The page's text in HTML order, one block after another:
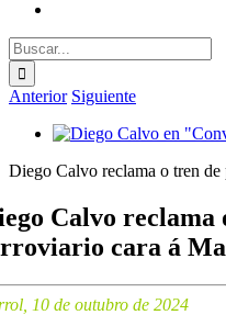
Buscar:
Anterior Siguiente
Ver
más
Diego Calvo reclama o tren
Calvo
cara á
10 de outubro de 2024